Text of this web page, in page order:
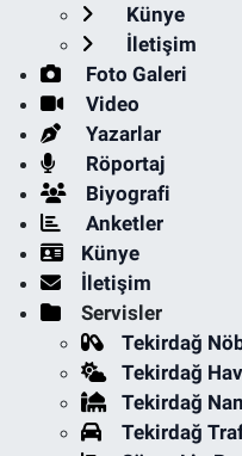
Künye
İletişim
Foto Galeri
Video
Yazarlar
Röportaj
Biyografi
Anketler
Künye
İletişim
Servisler
Tekirdağ
Tekirdağ
Tekirdağ
Tekirdağ